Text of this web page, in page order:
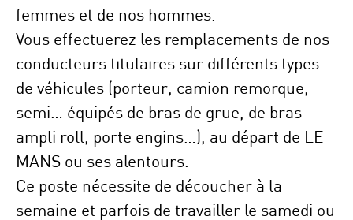
femmes et de nos hommes.
Vous effectuerez les remplacements de nos
conducteurs titulaires sur différents types
de véhicules (porteur, camion remorque,
semi… équipés de bras de grue, de bras
ampli roll, porte engins…), au départ de LE
MANS ou ses alentours.
Ce poste nécessite de découcher à la
semaine et parfois de travailler le samedi ou